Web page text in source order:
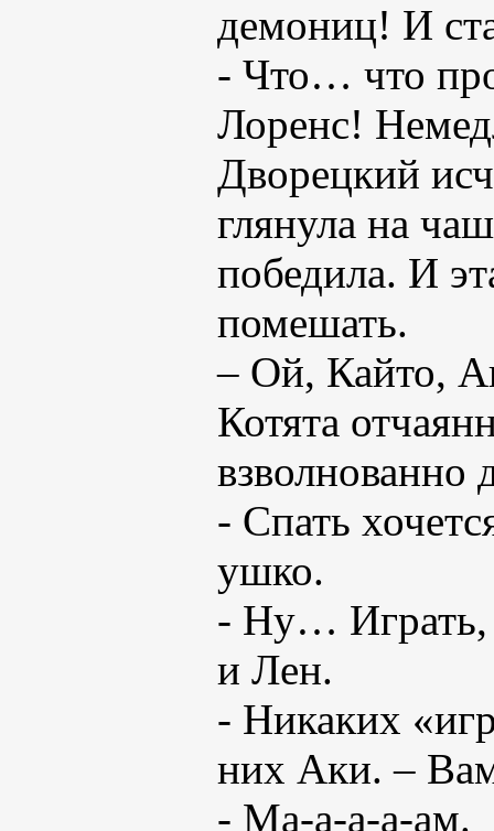
демониц! И
- Что… что
Лоренс!
Дворецкий
глянула на
победила. И
помешать.
– Ой, Кайто,
Котята
взволнованно
- Спать
ушко.
- Ну… Играть,
и Лен.
- Никаких
них Аки. –
- Ма-а-а-а-ам.